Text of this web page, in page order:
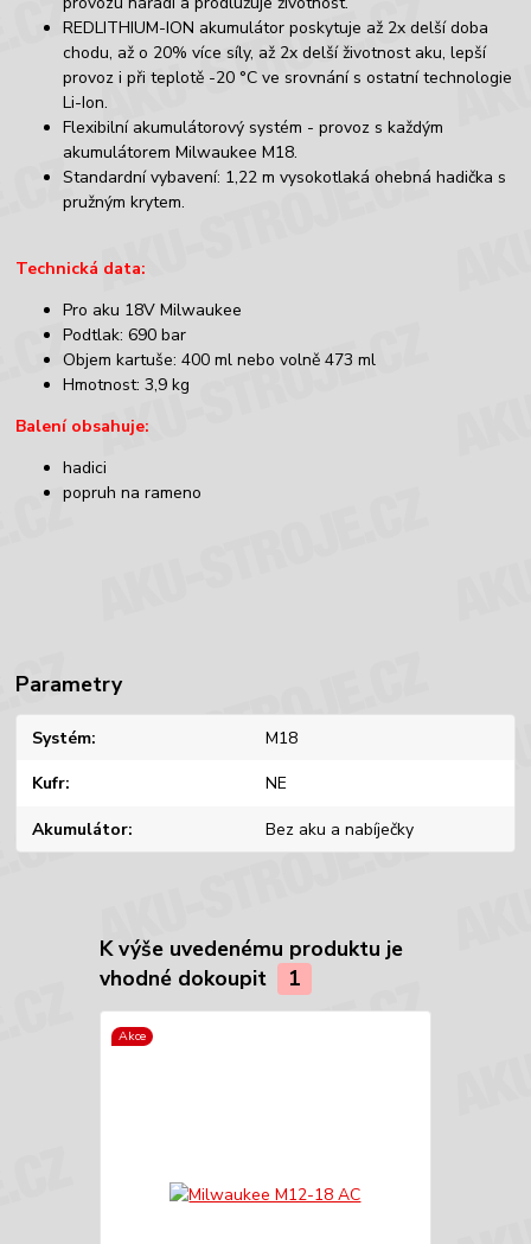
REDLITHIUM-ION akumulátor poskytuje až 2x delší doba
chodu, až o 20% více síly, až 2x delší životnost aku, lepší
provoz i při teplotě -20 °C ve srovnání s ostatní technologie
Li-Ion.
Flexibilní akumulátorový systém - provoz s každým
akumulátorem Milwaukee M18.
Standardní vybavení: 1,22 m vysokotlaká ohebná hadička s
pružným krytem.
Technická data:
Pro aku 18V Milwaukee
Podtlak: 690 bar
Objem kartuše: 400 ml nebo volně 473 ml
Hmotnost: 3,9 kg
Balení obsahuje:
hadici
popruh na rameno
Parametry
Systém M18
Kufr NE
Akumulátor Bez aku a nabíječky
K výše uvedenému produktu je
vhodné dokoupit
1
Akce